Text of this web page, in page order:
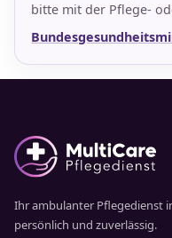
bitte mit der Pflege-
Ihr ambulanter Pflegedienst
persönlich und zuverlässig.